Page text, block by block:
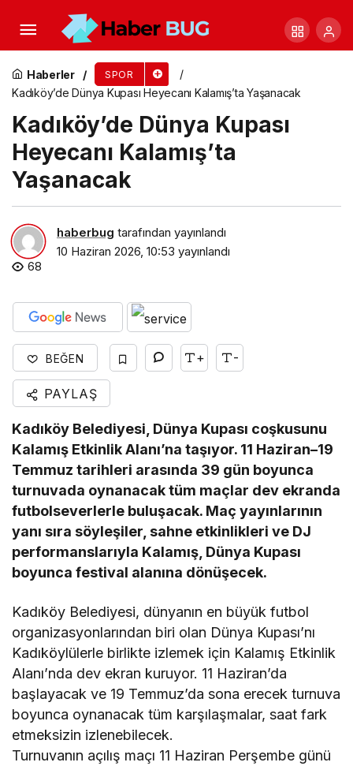
Haberler SPOR
Kadıköy’de Dünya Kupası Heyecanı Kalamış’ta Yaşanacak
Kadıköy’de Dünya Kupası
Heyecanı Kalamış’ta
Yaşanacak
haberbug tarafından yayınlandı
10 Haziran 2026, 10:53 yayınlandı
68
BEĞEN + -
PAYLAŞ
Kadıköy Belediyesi, Dünya Kupası coşkusunu
Kalamış Etkinlik Alanı’na taşıyor. 11 Haziran–19
Temmuz tarihleri arasında 39 gün boyunca
turnuvada oynanacak tüm maçlar dev ekranda
futbolseverlerle buluşacak. Maç yayınlarının
yanı sıra söyleşiler, sahne etkinlikleri ve DJ
performanslarıyla Kalamış, Dünya Kupası
boyunca festival alanına dönüşecek.
Kadıköy Belediyesi, dünyanın en büyük futbol
organizasyonlarından biri olan Dünya Kupası’nı
Kadıköylülerle birlikte izlemek için Kalamış Etkinlik
Alanı’nda dev ekran kuruyor. 11 Haziran’da
başlayacak ve 19 Temmuz’da sona erecek turnuva
boyunca oynanacak tüm karşılaşmalar, saat fark
etmeksizin izlenebilecek.
Turnuvanın açılış maçı 11 Haziran Perşembe günü
Yağlı güreşin kalbi Kocaeli’de atacak